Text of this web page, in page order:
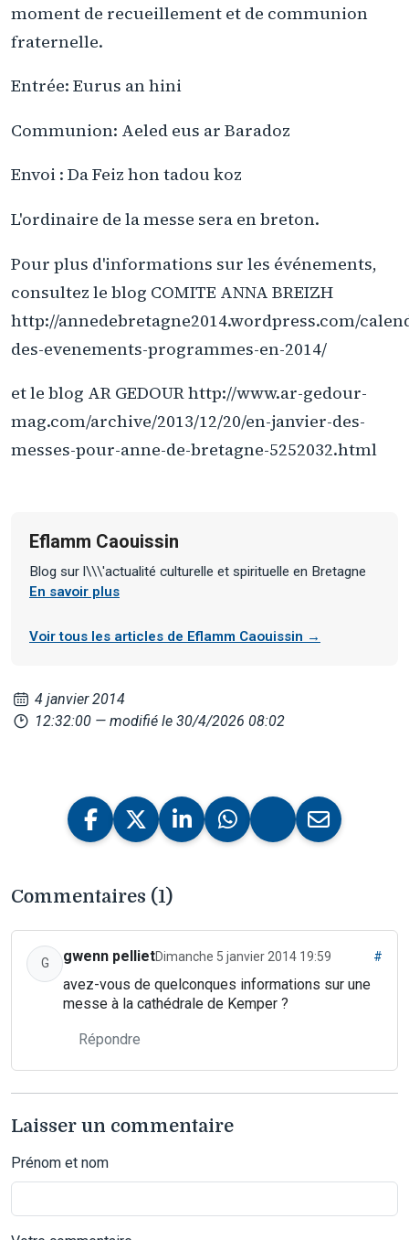
moment de recueillement et de communion
fraternelle.
Entrée: Eurus an hini
Communion: Aeled eus ar Baradoz
Envoi : Da Feiz hon tadou koz
L'ordinaire de la messe sera en breton.
Pour plus d'informations sur les événements,
consultez le blog COMITE ANNA BREIZH
http://annedebretagne2014.wordpress.com/
des-evenements-programmes-en-2014/
et le blog AR GEDOUR http://www.ar-gedour-
mag.com/archive/2013/12/20/en-janvier-des-
messes-pour-anne-de-bretagne-5252032.html
Eflamm Caouissin
Blog sur l\\\'actualité culturelle et spirituelle en Bretagne
En savoir plus
Voir tous les articles de Eflamm Caouissin →
4 janvier 2014
12:32:00 — modifié le 30/4/2026 08:02
Commentaires (1)
G gwenn pellietDimanche 5 janvier 2014 19:59 #
avez-vous de quelconques informations sur une
messe à la cathédrale de Kemper ?
Répondre
Laisser un commentaire
Prénom et nom